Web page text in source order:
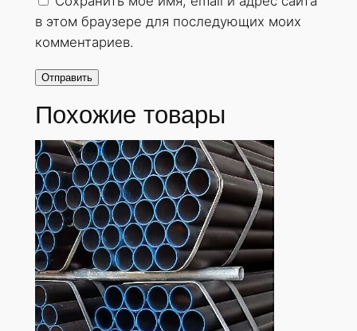
н
2
2
х
4
м
м
.
Г
О
в этом браузере для последующих моих
комментариев.
Похожие товары